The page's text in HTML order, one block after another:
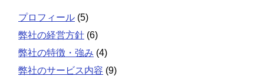
プロフィール (5)
弊社の経営方針 (6)
弊社の特徴・強み (4)
弊社のサービス内容 (9)